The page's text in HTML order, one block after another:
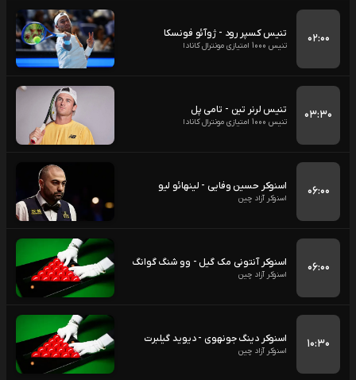
۰۲:۰۰ تنیس کسپر رود - ژوآئو فونسکا
تنیس 1000 امتیازی مونترال کانادا
۰۳:۳۰ تنیس لرنر تین - تامی پل
تنیس 1000 امتیازی مونترال کانادا
۰۶:۰۰ اسنوکر حسین وفایی - لینهائو لیو
اسنوکر آزاد چین
۰۶:۰۰ اسنوکر آنتونی مک گیل - وو شنگ گوانگ
اسنوکر آزاد چین
۱۰:۳۰ اسنوکر دینگ جونهوی - دیوید گیلبرت
اسنوکر آزاد چین